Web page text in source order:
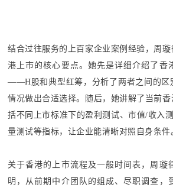
结合过往服务的上百家企业案例经验，周
港上市的核心要点。她先是详细介绍了香
——H股和典型红筹，分析了两者之间的区
情况做出合适选择。随后，她讲解了当前
括不同上市标准下的盈利测试、市值/收入
量测试等指标，让企业能清晰对照自身条件
关于香港的 上市流程及一般时间表，周璇
明，从前期中介团队的组成、尽职调查，